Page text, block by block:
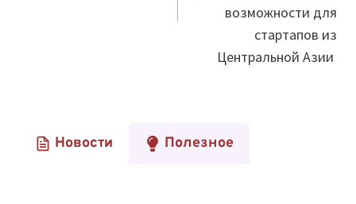
возможности для
стартапов из
Центральной Азии
Новости Полезное